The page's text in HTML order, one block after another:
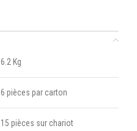
6.2 Kg
6 pièces par carton
15 pièces sur chariot